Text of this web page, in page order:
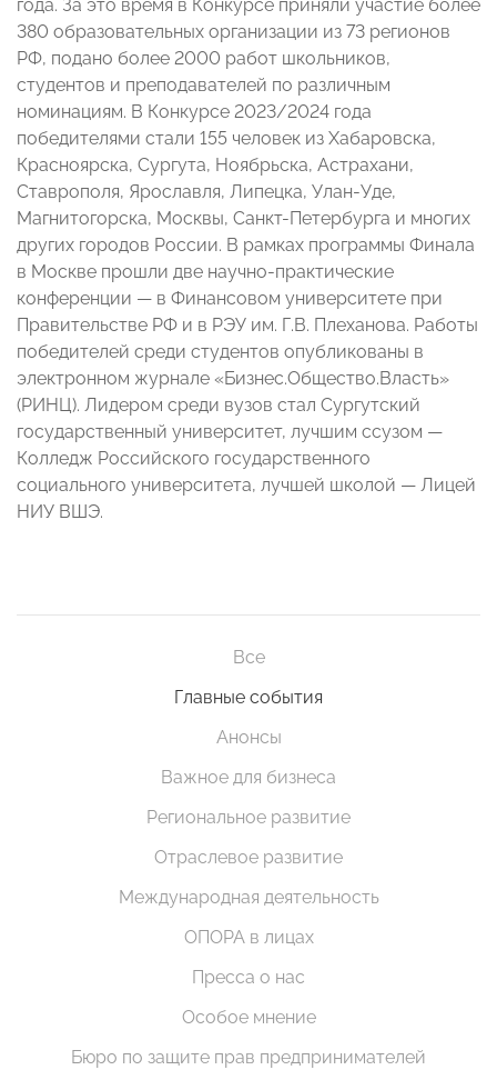
года. За это время в Конкурсе приняли участие более
380 образовательных организации из 73 регионов
РФ, подано более 2000 работ школьников,
студентов и преподавателей по различным
номинациям. В Конкурсе 2023/2024 года
победителями стали 155 человек из Хабаровска,
Красноярска, Сургута, Ноябрьска, Астрахани,
Ставрополя, Ярославля, Липецка, Улан-Уде,
Магнитогорска, Москвы, Санкт-Петербурга и многих
других городов России. В рамках программы Финала
в Москве прошли две научно-практические
конференции — в Финансовом университете при
Правительстве РФ и в РЭУ им. Г.В. Плеханова. Работы
победителей среди студентов опубликованы в
электронном журнале «Бизнес.Общество.Власть»
(РИНЦ). Лидером среди вузов стал Сургутский
государственный университет, лучшим ссузом —
Колледж Российского государственного
социального университета, лучшей школой — Лицей
НИУ ВШЭ.
Все
Главные события
Анонсы
Важное для бизнеса
Региональное развитие
Отраслевое развитие
Международная деятельность
ОПОРА в лицах
Пресса о нас
Особое мнение
Бюро по защите прав предпринимателей